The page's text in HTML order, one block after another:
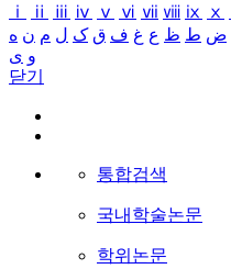
ⅰ
ⅱ ⅲ ⅳ ⅴ ⅵ ⅶ ⅷ ⅸ ⅹ
ض ط ظ ع غ ف ق ک ل م ن ه
و ی
닫기
통합검색
국내학술논문
학위논문